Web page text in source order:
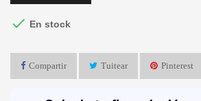
 En stock
Compartir Tuitear Pinterest